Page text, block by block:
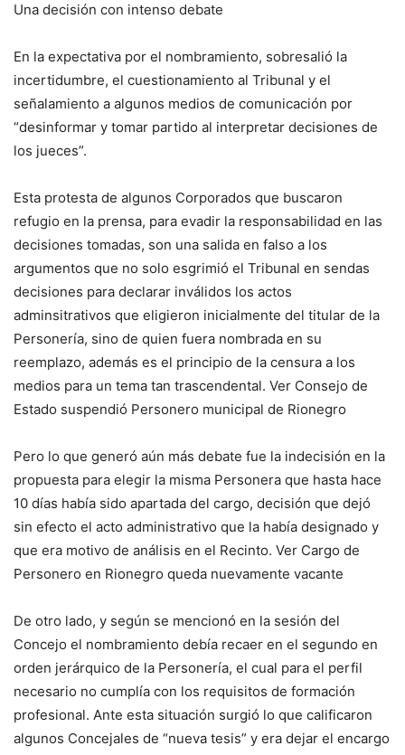
Una decisión con intenso debate
En la expectativa por el nombramiento, sobresalió la
incertidumbre, el cuestionamiento al Tribunal y el
señalamiento a algunos medios de comunicación por
“desinformar y tomar partido al interpretar decisiones de
los jueces”.
Esta protesta de algunos Corporados que buscaron
refugio en la prensa, para evadir la responsabilidad en las
decisiones tomadas, son una salida en falso a los
argumentos que no solo esgrimió el Tribunal en sendas
decisiones para declarar inválidos los actos
adminsitrativos que eligieron inicialmente del titular de la
Personería, sino de quien fuera nombrada en su
reemplazo, además es el principio de la censura a los
medios para un tema tan trascendental. Ver Consejo de
Estado suspendió Personero municipal de Rionegro
Pero lo que generó aún más debate fue la indecisión en la
propuesta para elegir la misma Personera que hasta hace
10 días había sido apartada del cargo, decisión que dejó
sin efecto el acto administrativo que la había designado y
que era motivo de análisis en el Recinto. Ver Cargo de
Personero en Rionegro queda nuevamente vacante
De otro lado, y según se mencionó en la sesión del
Concejo el nombramiento debía recaer en el segundo en
orden jerárquico de la Personería, el cual para el perfil
necesario no cumplía con los requisitos de formación
profesional. Ante esta situación surgió lo que calificaron
algunos Concejales de “nueva tesis” y era dejar el encargo